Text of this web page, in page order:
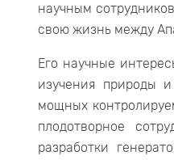
научным
свою жизнь между
Его научные
изучения природы
мощных
плодотворное
разработки